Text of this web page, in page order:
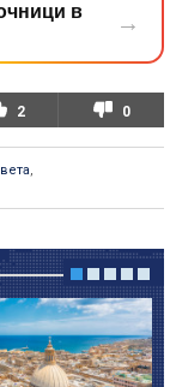
в
→
2 0
,